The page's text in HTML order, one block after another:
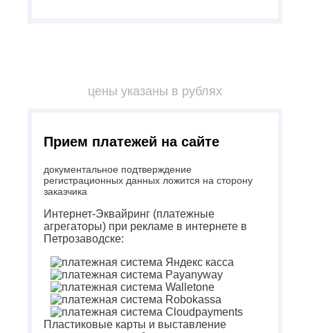
цены указаны в рублях
Прием платежей на сайте
документальное подтверждение
регистрационных данных ложится на сторону
заказчика
Интернет-Эквайринг (платежные
агрегаторы) при рекламе в интернете в
Петрозаводске:
Пластиковые карты и выставление